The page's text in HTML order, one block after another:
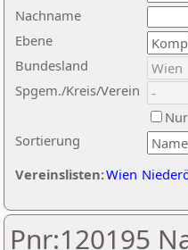
Nachname
Ebene
Sortierung
Bundesland
Spgem./Kreis/Verein
Vereinslisten:Wien
Pnr:120195